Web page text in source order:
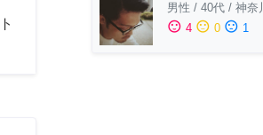
男性 / 40代 / 神奈
sentiment_satisfied 4 sentiment_neutral 0 sentiment_dissatisfied 1